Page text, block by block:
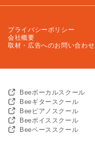
プライバシーポリシー
会社概要
取材・広告へのお問い合わせ
Beeボーカルスクール
Beeギタースクール
Beeピアノスクール
Beeボイススクール
Beeベーススクール